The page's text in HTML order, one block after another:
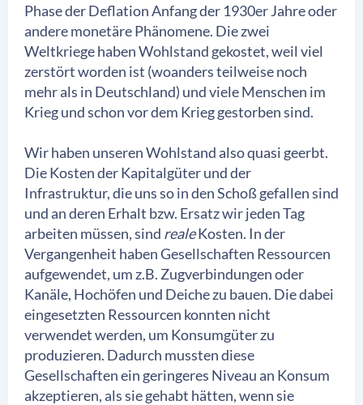
Phase der Deflation Anfang der 1930er Jahre oder
andere monetäre Phänomene. Die zwei
Weltkriege haben Wohlstand gekostet, weil viel
zerstört worden ist (woanders teilweise noch
mehr als in Deutschland) und viele Menschen im
Krieg und schon vor dem Krieg gestorben sind.
Wir haben unseren Wohlstand also quasi geerbt.
Die Kosten der Kapitalgüter und der
Infrastruktur, die uns so in den Schoß gefallen sind
und an deren Erhalt bzw. Ersatz wir jeden Tag
arbeiten müssen, sind realeKosten. In der
Vergangenheit haben Gesellschaften Ressourcen
aufgewendet, um z.B. Zugverbindungen oder
Kanäle, Hochöfen und Deiche zu bauen. Die dabei
eingesetzten Ressourcen konnten nicht
verwendet werden, um Konsumgüter zu
produzieren. Dadurch mussten diese
Gesellschaften ein geringeres Niveau an Konsum
akzeptieren, als sie gehabt hätten, wenn sie